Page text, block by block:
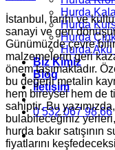
Hurda
Hurda
Hurda
Hurda Akü
Biz Kimiz
Blog
İletişim
0 532 067 98 66
İstanbul, tarihi ve
sanayi ve geri
Günümüzde çevre
malzemelerin geri
önem taşımaktadır.
bu değerli metalin
hem bireysel hem de
sahiptir. Bu
bulabileceğiniz
hurda bakır
fiyatlarını